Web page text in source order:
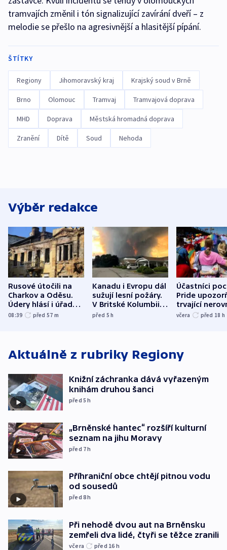
tramvajích změnil i tón signalizující zavírání dveří – z
melodie se přešlo na agresivnější a hlasitější pípání.
ŠTÍTKY
Regiony Jihomoravský kraj Krajský soud v Brně
Brno Olomouc Tramvaj Tramvajová doprava
MHD Doprava Městská hromadná doprava
Zranění Dítě Soud Nehoda
Výběr redakce
Rusové útočili na
Charkov a Oděsu.
Údery hlásí i úřady v
Bělgorodu
08:39 před 57 m
Kanadu i Evropu dál
sužují lesní požáry.
V Britské Kolumbii
evakuovali tisíce lidí
před 5h
Účastníci
Pride
trvající
včera před 18 h
Aktuálně z rubriky Regiony
Knižní záchranka dává vyřazeným
knihám druhou šanci
před 5h
„Brněnské hantec“ rozšíří kulturní
seznam na jihu Moravy
před 7h
Příhraniční obce chtějí pitnou vodu
od sousedů
před 8h
Při nehodě dvou aut na Brněnsku
zemřeli dva lidé, čtyři se těžce zranili
včera před 16 h